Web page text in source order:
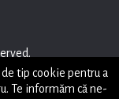
JUD NEAMT
tip cookie pentru a
Te informăm că ne-